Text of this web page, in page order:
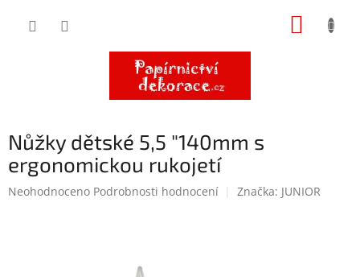
Nůžky dětské 5,5 "140mm s
ergonomickou rukojetí
Průměrné
Neohodnoceno Podrobnosti hodnocení Značka: JUNIOR